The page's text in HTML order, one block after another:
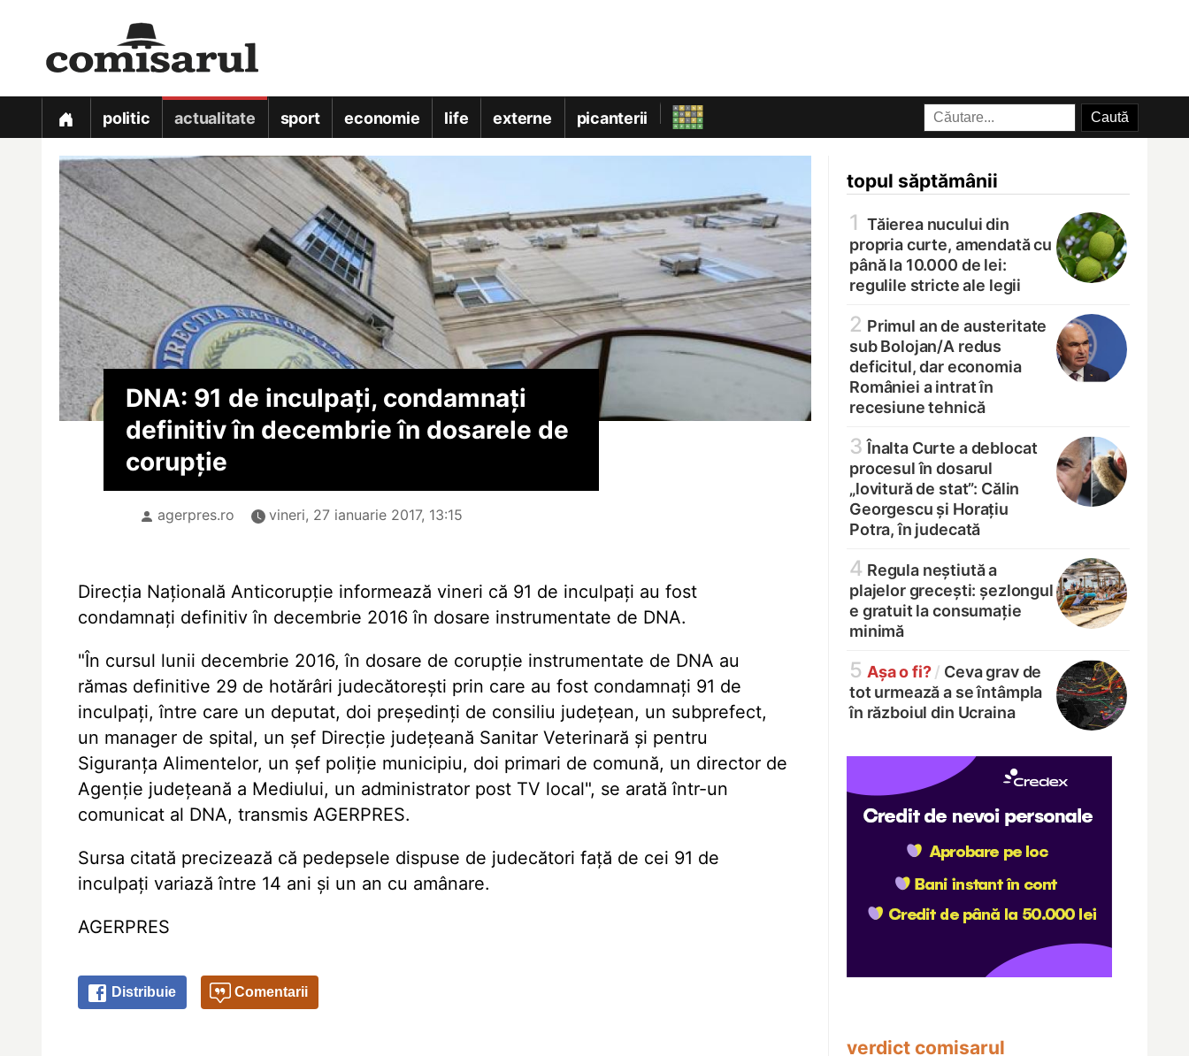
politic actualitate sport economie life externe picanterii
topul săptămânii
1 Tăierea nucului din
propria curte, amendată cu
până la 10.000 de lei:
regulile stricte ale legii
2 Primul an de austeritate
sub Bolojan/A redus
deficitul, dar economia
României a intrat în
recesiune tehnică
3 Înalta Curte a deblocat
procesul în dosarul
„lovitură de stat”: Călin
Georgescu și Horațiu
Potra, în judecată
4 Regula neștiută a
plajelor grecești: șezlongul
e gratuit la consumație
minimă
5 Așa o fi? / Ceva grav de
tot urmează a se întâmpla
în războiul din Ucraina
verdict comisarul
DNA: 91 de inculpați, condamnați
definitiv în decembrie în dosarele de
corupție
agerpres.ro vineri, 27 ianuarie 2017, 13:15
Direcția Națională Anticorupție informează vineri că 91 de inculpați au fost
condamnați definitiv în decembrie 2016 în dosare instrumentate de DNA.
"În cursul lunii decembrie 2016, în dosare de corupție instrumentate de DNA au
rămas definitive 29 de hotărâri judecătorești prin care au fost condamnați 91 de
inculpați, între care un deputat, doi președinți de consiliu județean, un subprefect,
un manager de spital, un șef Direcție județeană Sanitar Veterinară și pentru
Siguranța Alimentelor, un șef poliție municipiu, doi primari de comună, un director de
Agenție județeană a Mediului, un administrator post TV local", se arată într-un
comunicat al DNA, transmis AGERPRES.
Sursa citată precizează că pedepsele dispuse de judecători față de cei 91 de
inculpați variază între 14 ani și un an cu amânare.
AGERPRES
Distribuie Comentarii